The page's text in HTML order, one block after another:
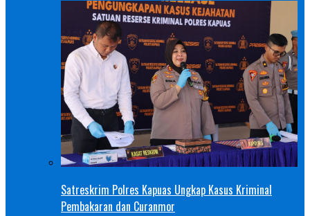
Satreskrim Polres Kapuas Ungkap Kasus Kriminal
Pembakaran dan Curanmor